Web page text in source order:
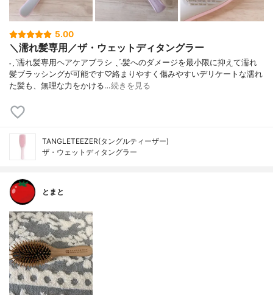
5.00
＼濡れ髪専用／ザ・ウェットディタングラー
˗ˏˋ濡れ髪専用ヘアケアブラシ ˎˊ˗髪へのダメージを最小限に抑えて濡れ
髪ブラッシングが可能です♡絡まりやすく傷みやすいデリケートな濡れ
た髪も、無理な力をかける…続きを見る
TANGLETEEZER(タングルティーザー)
ザ・ウェットディタングラー
とまと